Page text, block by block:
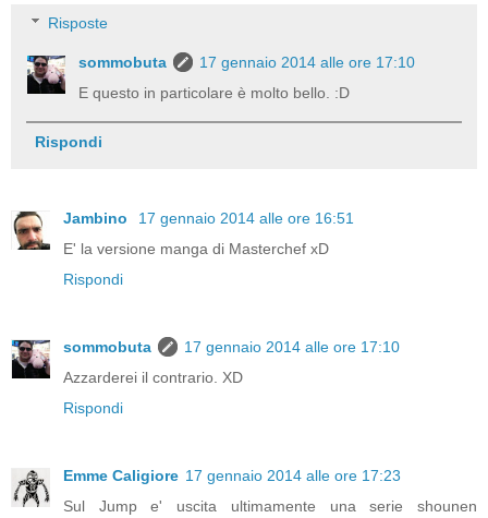
Risposte
sommobuta
17 gennaio 2014 alle ore 17:10
E questo in particolare è molto bello. :D
Rispondi
Jambino
17 gennaio 2014 alle ore 16:51
E' la versione manga di Masterchef xD
Rispondi
sommobuta
17 gennaio 2014 alle ore 17:10
Azzarderei il contrario. XD
Rispondi
Emme Caligiore 17 gennaio 2014 alle ore 17:23
Sul Jump e' uscita ultimamente una serie shounen